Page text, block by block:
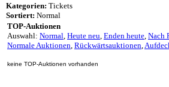
Kategorien: Tickets
Sortiert: Normal
TOP-Auktionen
Auswahl: Normal, Heute neu, Enden heute, Nach
Normale Auktionen, Rückwärtsauktionen,
keine TOP-Auktionen vorhanden